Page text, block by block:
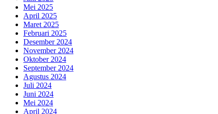
Mei 2025
April 2025
Maret 2025
Februari 2025
Desember 2024
November 2024
Oktober 2024
September 2024
Agustus 2024
Juli 2024
Juni 2024
Mei 2024
April 2024